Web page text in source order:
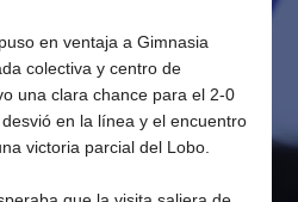
en ventaja a Gimnasia
colectiva y centro de
una clara chance para el 2-0
en la línea y el encuentro
victoria parcial del Lobo.